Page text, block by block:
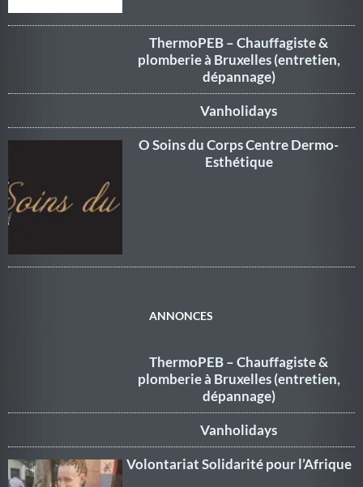
ThermoPEB – Chauffagiste &
plomberie à Bruxelles (entretien,
dépannage)
Vanholidays
O Soins du Corps Centre Dermo-
Esthétique
ANNONCES
ThermoPEB – Chauffagiste &
plomberie à Bruxelles (entretien,
dépannage)
Vanholidays
Volontariat Solidarité pour l’Afrique